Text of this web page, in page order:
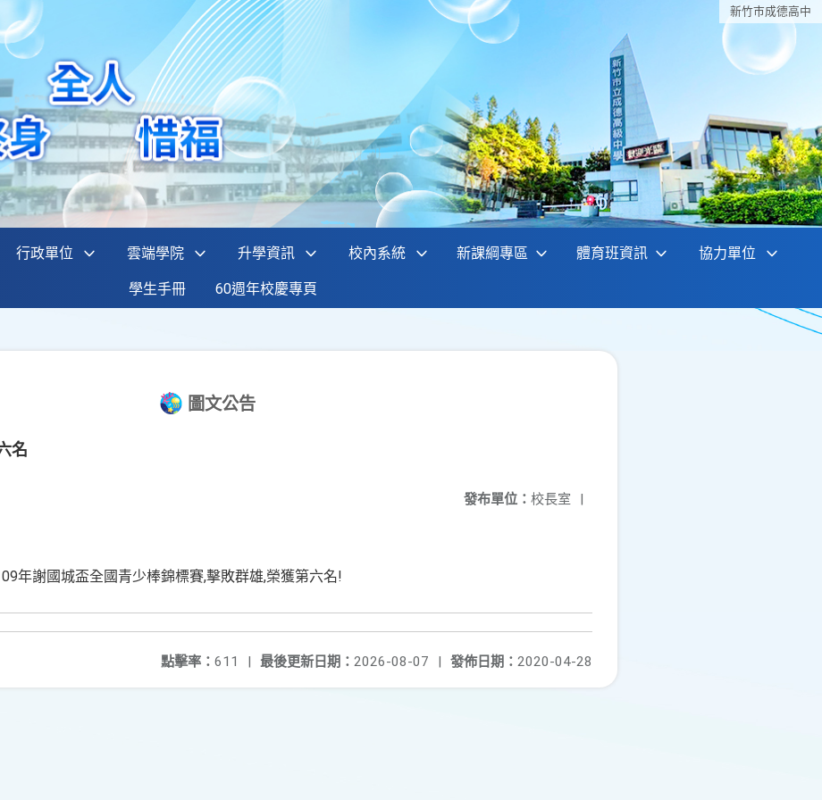
新竹巿成德高中
行政單位 雲端學院 升學資訊 校內系統 新課綱專區 體育班資訊 協力單位
學生手冊 60週年校慶專頁
圖文公告
名
發布單位： 校長室 |
年謝國城盃全國青少棒錦標賽,擊敗群雄,榮獲第六名!
發佈日期： 2020-04-28
最後更新日期： 2026-08-07 |
點擊率： 611 |